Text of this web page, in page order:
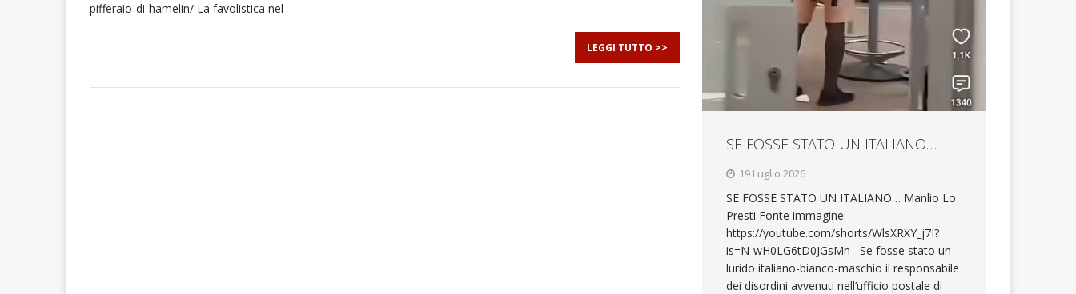
pifferaio-di-hamelin/ La favolistica nel
LEGGI TUTTO >>
SE FOSSE STATO UN ITALIANO…
19 Luglio 2026
SE FOSSE STATO UN ITALIANO… Manlio Lo
Presti Fonte immagine:
https://youtube.com/shorts/WlsXRXY_j7I?
is=N-wH0LG6tD0JGsMn Se fosse stato un
lurido italiano-bianco-maschio il responsabile
dei disordini avvenuti nell’ufficio postale di